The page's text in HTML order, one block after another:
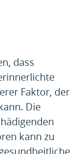
dass
Faktor, der
Die
kann zu